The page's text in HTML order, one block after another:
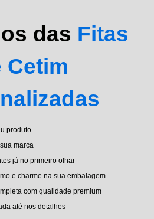
das Fitas
Cetim
produto
marca
já no primeiro olhar
e charme na sua embalagem
com qualidade premium
até nos detalhes